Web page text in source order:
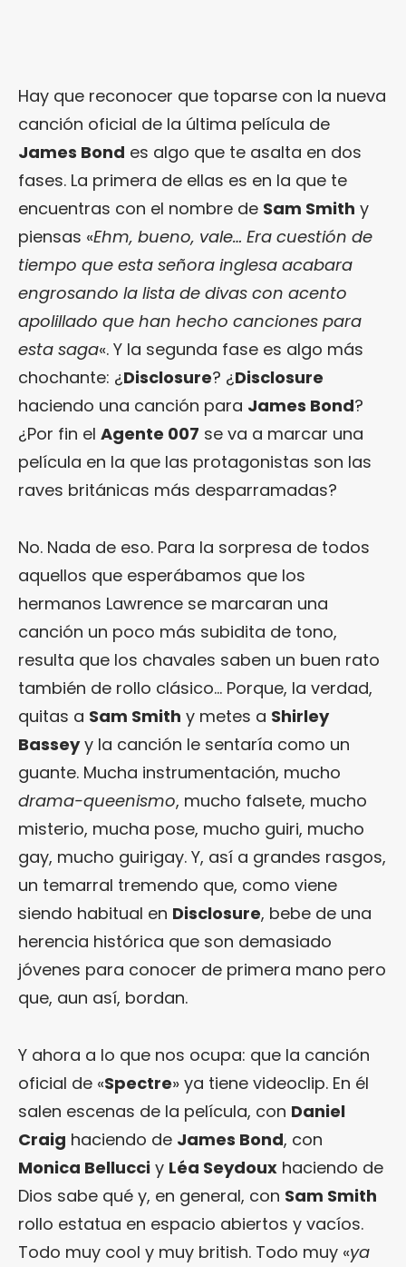
Hay que reconocer que toparse con la nueva
canción oficial de la última película de
James Bond es algo que te asalta en dos
fases. La primera de ellas es en la que te
encuentras con el nombre de Sam Smith y
piensas «Ehm, bueno, vale… Era cuestión de
tiempo que esta señora inglesa acabara
engrosando la lista de divas con acento
apolillado que han hecho canciones para
esta saga«. Y la segunda fase es algo más
chochante: ¿Disclosure? ¿Disclosure
haciendo una canción para James Bond?
¿Por fin el Agente 007 se va a marcar una
película en la que las protagonistas son las
raves británicas más desparramadas?
No. Nada de eso. Para la sorpresa de todos
aquellos que esperábamos que los
hermanos Lawrence se marcaran una
canción un poco más subidita de tono,
resulta que los chavales saben un buen rato
también de rollo clásico… Porque, la verdad,
quitas a Sam Smith y metes a Shirley
Basseyy la canción le sentaría como un
guante. Mucha instrumentación, mucho
drama-queenismo, mucho falsete, mucho
misterio, mucha pose, mucho guiri, mucho
gay, mucho guirigay. Y, así a grandes rasgos,
un temarral tremendo que, como viene
siendo habitual en Disclosure, bebe de una
herencia histórica que son demasiado
jóvenes para conocer de primera mano pero
que, aun así, bordan.
Y ahora a lo que nos ocupa: que la canción
oficial de «Spectre» ya tiene videoclip. En él
salen escenas de la película, con Daniel
Craig haciendo de James Bond, con
Monica Bellucci y Léa Seydoux haciendo de
Dios sabe qué y, en general, con Sam Smith
rollo estatua en espacio abiertos y vacíos.
Todo muy cool y muy british. Todo muy «ya